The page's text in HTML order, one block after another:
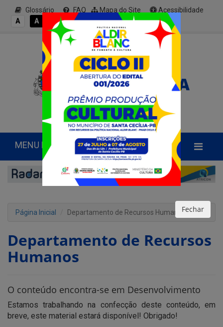
Glossário FAQ Mapa do Site
Acessibilidade
A
A A A+
MENU PRINCIPAL
Página Inicial Departamento de Recursos Humanos
Departamento de Recursos
Humanos
O conteúdo encontra-se em Desenvolvimento
Estamos trabalhando na confecção deste conteúdo, em
breve, este material estará disponível! Obrigado!
Fechar